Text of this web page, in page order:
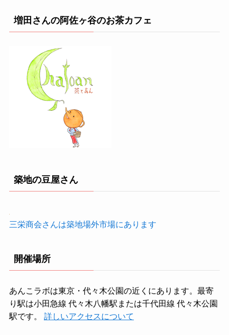
増田さんの阿佐ヶ谷のお茶カフェ
築地の豆屋さん
三栄商会さんは築地場外市場にあります
開催場所
あんこラボは東京・代々木公園の近くにあります。最寄
り駅は小田急線 代々木八幡駅または千代田線 代々木公園
駅です。 詳しいアクセスについて